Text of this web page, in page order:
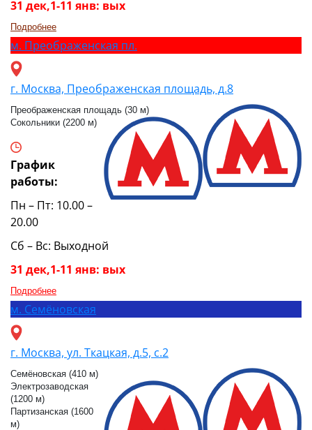
31 дек,1-11 янв: вых
Подробнее
м. Преображенская пл.
г. Москва, Преображенская площадь, д.8
Преображенская площадь (30 м)
Сокольники (2200 м)
График
работы:
Пн – Пт: 10.00 –
20.00
Сб – Вс: Выходной
31 дек,1-11 янв: вых
Подробнее
м. Семёновская
г. Москва, ул. Ткацкая, д.5, с.2
Семёновская (410 м)
Электрозаводская
(1200 м)
Партизанская (1600
м)